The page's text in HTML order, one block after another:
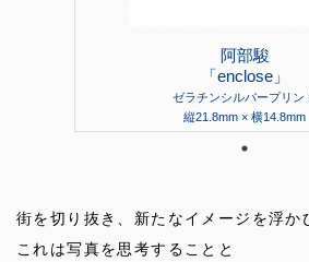
阿部駿
「enclose」
ゼラチンシルバープリン
縦21.8mm × 横14.8mm
街を切り抜き、新たなイメージを浮か
これは写真を思考することと